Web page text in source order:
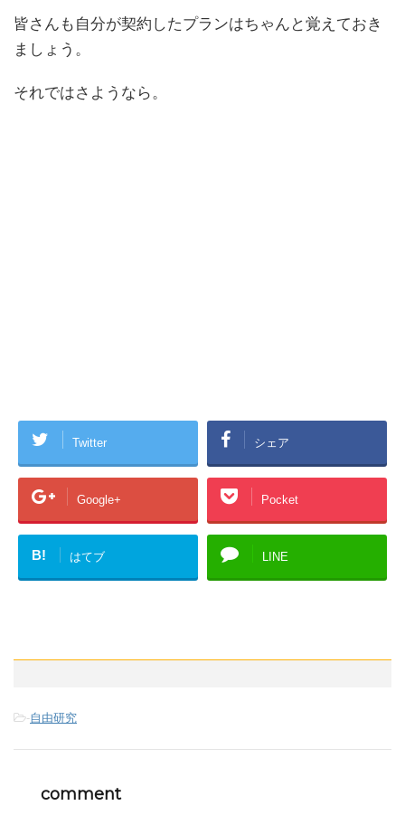
皆さんも自分が契約したプランはちゃんと覚えておき
ましょう。
それではさようなら。
Twitter シェア
Google+ Pocket
B! はてブ LINE
-自由研究
comment